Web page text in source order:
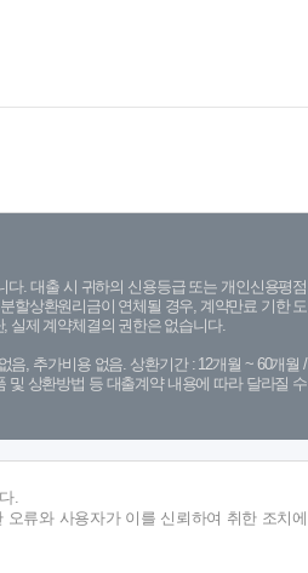
. 대출 시 귀하의 신용등급 또는 개인신용평점
할상환원리금이 연체될 경우, 계약만료 기한 도
실제 계약체결의 권한은 없습니다.
음, 추가비용 없음. 상환기간 : 12개월 ~ 60개월 /
및 상환방법 등 대출계약 내용에 따라 달라질 수
.
오류와 사용자가 이를 신뢰하여 취한 조치에